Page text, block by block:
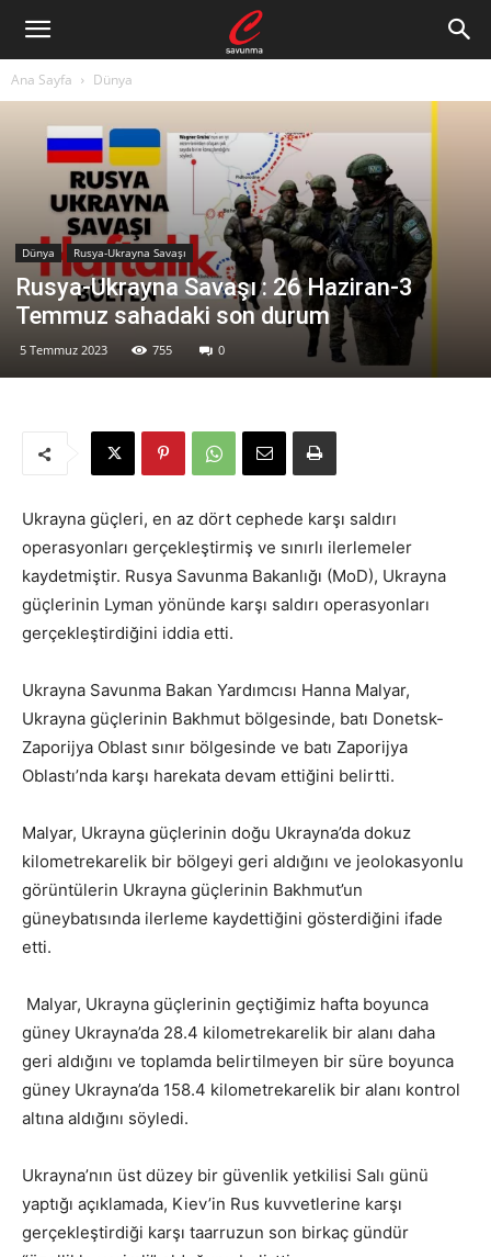
Ana Sayfa Dünya
Dünya Rusya-Ukrayna Savaşı
Rusya-Ukrayna Savaşı : 26 Haziran-3
Temmuz sahadaki son durum
5 Temmuz 2023 755 0
Ukrayna güçleri, en az dört cephede karşı saldırı
operasyonları gerçekleştirmiş ve sınırlı ilerlemeler
kaydetmiştir. Rusya Savunma Bakanlığı (MoD), Ukrayna
güçlerinin Lyman yönünde karşı saldırı operasyonları
gerçekleştirdiğini iddia etti.
Ukrayna Savunma Bakan Yardımcısı Hanna Malyar,
Ukrayna güçlerinin Bakhmut bölgesinde, batı Donetsk-
Zaporijya Oblast sınır bölgesinde ve batı Zaporijya
Oblastı’nda karşı harekata devam ettiğini belirtti.
Malyar, Ukrayna güçlerinin doğu Ukrayna’da dokuz
kilometrekarelik bir bölgeyi geri aldığını ve jeolokasyonlu
görüntülerin Ukrayna güçlerinin Bakhmut’un
güneybatısında ilerleme kaydettiğini gösterdiğini ifade
etti.
Malyar, Ukrayna güçlerinin geçtiğimiz hafta boyunca
güney Ukrayna’da 28.4 kilometrekarelik bir alanı daha
geri aldığını ve toplamda belirtilmeyen bir süre boyunca
güney Ukrayna’da 158.4 kilometrekarelik bir alanı kontrol
altına aldığını söyledi.
Ukrayna’nın üst düzey bir güvenlik yetkilisi Salı günü
yaptığı açıklamada, Kiev’in Rus kuvvetlerine karşı
gerçekleştirdiği karşı taarruzun son birkaç gündür